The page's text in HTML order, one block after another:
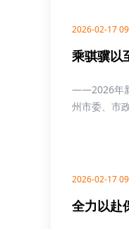
2026-02-17
乘骐骥以
——2026年
州市委、市
2026-02-17
全力以赴